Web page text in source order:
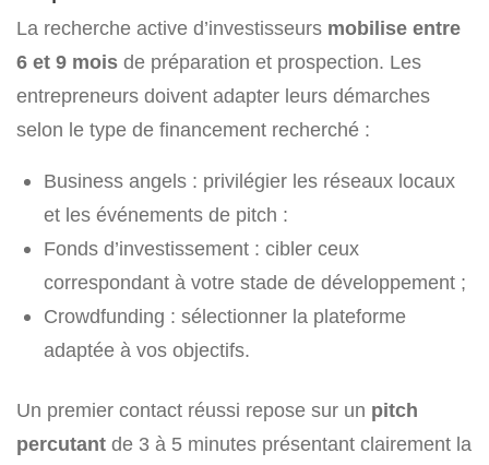
La recherche active d’investisseurs mobilise entre
6 et 9 mois de préparation et prospection. Les
entrepreneurs doivent adapter leurs démarches
selon le type de financement recherché :
Business angels : privilégier les réseaux locaux
et les événements de pitch :
Fonds d’investissement : cibler ceux
correspondant à votre stade de développement ;
Crowdfunding : sélectionner la plateforme
adaptée à vos objectifs.
Un premier contact réussi repose sur un pitch
percutant de 3 à 5 minutes présentant clairement la